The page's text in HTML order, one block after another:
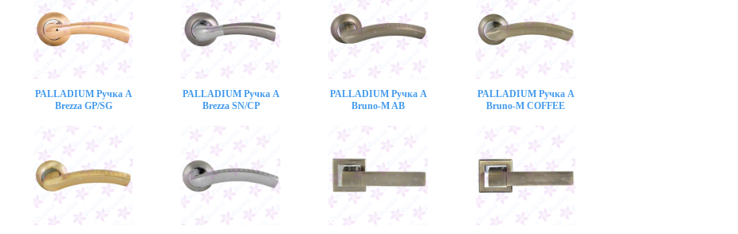
PALLADIUM Ручка A
Brezza GP/SG
PALLADIUM Ручка A
Brezza SN/CP
PALLADIUM Ручка A
Bruno-M AB
PALLADIUM Ручка A
Bruno-M COFFEE